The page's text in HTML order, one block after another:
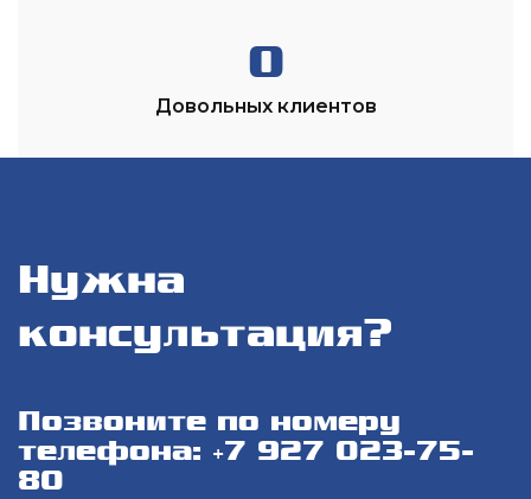
0
Довольных клиентов
Нужна
консультация?
Позвоните по номеру
телефона: +7 927 023-75-
80